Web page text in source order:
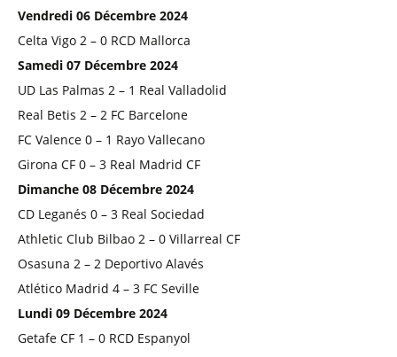
Vendredi 06 Décembre 2024
Celta Vigo 2 – 0 RCD Mallorca
Samedi 07 Décembre 2024
UD Las Palmas 2 – 1 Real Valladolid
Real Betis 2 – 2 FC Barcelone
FC Valence 0 – 1 Rayo Vallecano
Girona CF 0 – 3 Real Madrid CF
Dimanche 08 Décembre 2024
CD Leganés 0 – 3 Real Sociedad
Athletic Club Bilbao 2 – 0 Villarreal CF
Osasuna 2 – 2 Deportivo Alavés
Atlético Madrid 4 – 3 FC Seville
Lundi 09 Décembre 2024
Getafe CF 1 – 0 RCD Espanyol